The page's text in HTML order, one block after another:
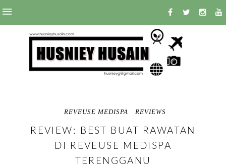
REVEUSE MEDISPA REVIEWS
REVIEW: BEST BUAT RAWATAN
DI REVEUSE MEDISPA
TERENGGANU